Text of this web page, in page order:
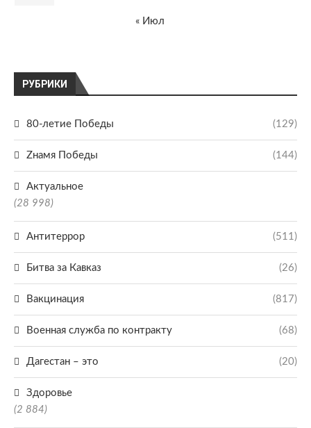
РУБРИКИ
80-летие Победы (129)
Zнамя Победы (144)
Актуальное
(28 998)
Антитеррор (511)
Битва за Кавказ (26)
Вакцинация (817)
Военная служба по контракту (68)
Дагестан – это (20)
Здоровье
(2 884)
« Июл